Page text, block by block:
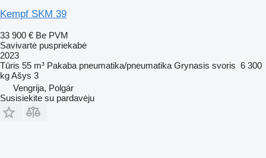
Kempf SKM 39
33 900 € Be PVM
Savivartė puspriekabė
2023
Tūris 55 m³ Pakaba pneumatika/pneumatika Grynasis svoris 6 300
kgAšys 3
Vengrija, Polgár
Susisiekite su pardavėju